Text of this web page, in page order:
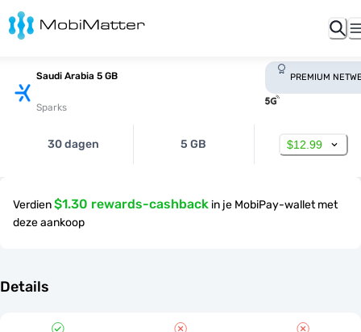
Saudi Arabia 5 GB
Sparks
PREMIUM
30 dagen 5 GB $12.99
Verdien$1.30 rewards-cashback in je MobiPay-wallet met
deze aankoop
Details